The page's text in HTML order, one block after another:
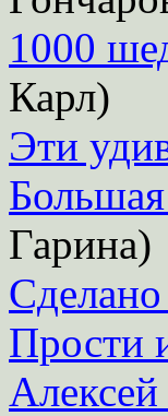
1000
Карл)
Эти
Гарина)
Прости